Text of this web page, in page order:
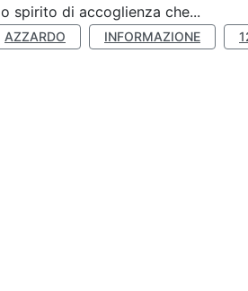
spirito di accoglienza che...
AZZARDO INFORMAZIONE